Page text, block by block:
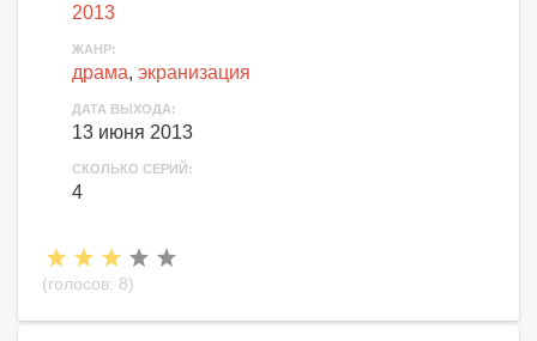
2013
ЖАНР:
драма, экранизация
ДАТА ВЫХОДА:
13 июня 2013
СКОЛЬКО СЕРИЙ:
4
(голосов: 8)